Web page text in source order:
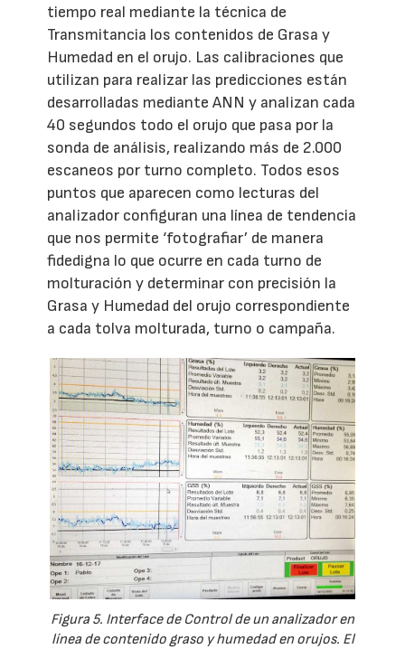
tiempo real mediante la técnica de
Transmitancia los contenidos de Grasa y
Humedad en el orujo. Las calibraciones que
utilizan para realizar las predicciones están
desarrolladas mediante ANN y analizan cada
40 segundos todo el orujo que pasa por la
sonda de análisis, realizando más de 2.000
escaneos por turno completo. Todos esos
puntos que aparecen como lecturas del
analizador configuran una línea de tendencia
que nos permite ‘fotografiar’ de manera
fidedigna lo que ocurre en cada turno de
molturación y determinar con precisión la
Grasa y Humedad del orujo correspondiente
a cada tolva molturada, turno o campaña.
Figura 5. Interface de Control de un analizador en
línea de contenido graso y humedad en orujos. El